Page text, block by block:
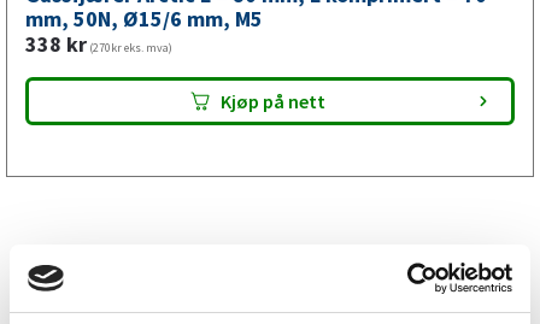
mm,
M5
antall
mm, 50N, Ø15/6 mm, M5
338 kr (270kr eks. mva)
Kjøp på nett